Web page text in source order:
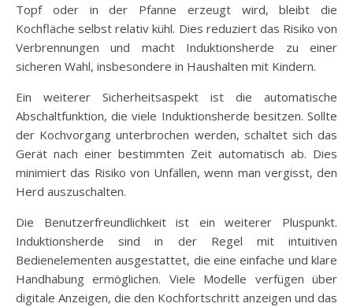
Topf oder in der Pfanne erzeugt wird, bleibt die
Kochfläche selbst relativ kühl. Dies reduziert das Risiko von
Verbrennungen und macht Induktionsherde zu einer
sicheren Wahl, insbesondere in Haushalten mit Kindern.
Ein weiterer Sicherheitsaspekt ist die automatische
Abschaltfunktion, die viele Induktionsherde besitzen. Sollte
der Kochvorgang unterbrochen werden, schaltet sich das
Gerät nach einer bestimmten Zeit automatisch ab. Dies
minimiert das Risiko von Unfällen, wenn man vergisst, den
Herd auszuschalten.
Die Benutzerfreundlichkeit ist ein weiterer Pluspunkt.
Induktionsherde sind in der Regel mit intuitiven
Bedienelementen ausgestattet, die eine einfache und klare
Handhabung ermöglichen. Viele Modelle verfügen über
digitale Anzeigen, die den Kochfortschritt anzeigen und das